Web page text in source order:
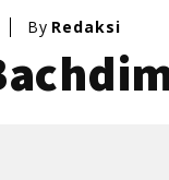
By Redaksi